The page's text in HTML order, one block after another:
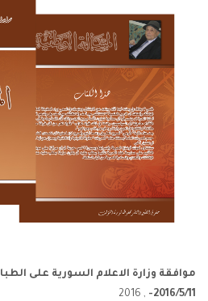
2016/5/11-
, 2016